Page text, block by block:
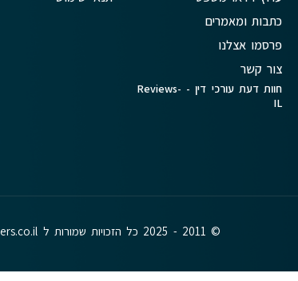
כתבות ומאמרים
פרסמו אצלנו
צור קשר
חוות דעת עורכי דין - Reviews-
IL
© 2011 - 2025 כל הזכויות שמורות ל best-lawyers.co.il